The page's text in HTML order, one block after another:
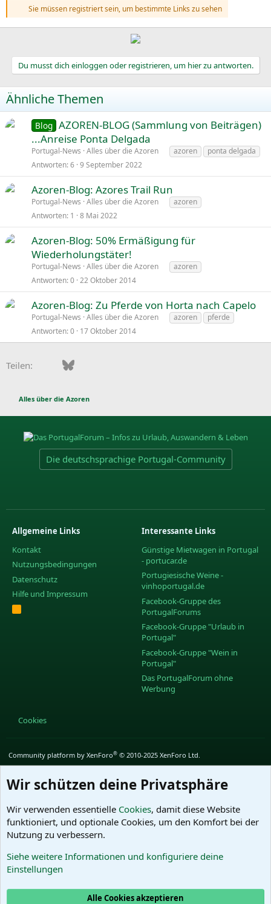
Sie müssen registriert sein, um bestimmte Links zu sehen
Du musst dich einloggen oder registrieren, um hier zu antworten.
Ähnliche Themen
Blog AZOREN-BLOG (Sammlung von Beiträgen)
...Anreise Ponta Delgada
Portugal-News Alles über die Azoren azoren
ponta delgada
Antworten 6 9 September 2022
Azoren-Blog: Azores Trail Run
Portugal-News Alles über die Azoren
azoren
Antworten 1 8 Mai 2022
Azoren-Blog: 50% Ermäßigung für
Wiederholungstäter!
Portugal-News Alles über die Azoren
azoren
Antworten 0 22 Oktober 2014
Azoren-Blog: Zu Pferde von Horta nach Capelo
Portugal-News Alles über die Azoren azoren
pferde
Antworten 0 17 Oktober 2014
Teilen: FacebookBluesky
Alles über die Azoren
Die deutschsprachige Portugal-Community
Allgemeine Links
Kontakt
Nutzungsbedingungen
Datenschutz
Hilfe und Impressum
R
S
Interessante Links
Günstige Mietwagen in Portugal
- portucar.de
Portugiesische Weine -
vinhoportugal.de
Facebook-Gruppe des
PortugalForums
Facebook-Gruppe "Urlaub in
Portugal"
Facebook-Gruppe "Wein in
Portugal"
Das PortugalForum ohne
Werbung
Cookies
Community platform by XenForo® © 2010-2025 XenForo Ltd.
Wir schützen deine Privatsphäre
Wir verwenden essentielle Cookies, damit diese Website
funktioniert, und optionale Cookies, um den Komfort bei der
Nutzung zu verbessern.
Siehe weitere Informationen und konfiguriere deine
Einstellungen
Alle Cookies akzeptieren